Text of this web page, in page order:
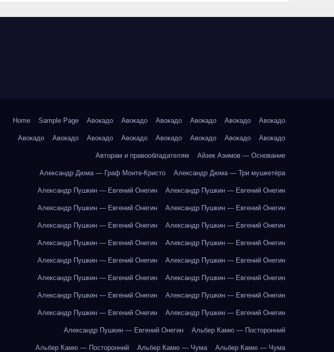
Home Sample Page Авокадо Авокадо Авокадо Авокадо Авокадо Авокадо
Авокадо Авокадо Авокадо Авокадо Авокадо Авокадо Авокадо Авокадо
Авторам и правообладателям Айзек Азимов — Основание
Александр Дюма — Граф Монте-Кристо Александр Дюма — Три мушкетёра
Александр Пушкин — Евгений Онегин Александр Пушкин — Евгений Онегин
Александр Пушкин — Евгений Онегин Александр Пушкин — Евгений Онегин
Александр Пушкин — Евгений Онегин Александр Пушкин — Евгений Онегин
Александр Пушкин — Евгений Онегин Александр Пушкин — Евгений Онегин
Александр Пушкин — Евгений Онегин Александр Пушкин — Евгений Онегин
Александр Пушкин — Евгений Онегин Александр Пушкин — Евгений Онегин
Александр Пушкин — Евгений Онегин Александр Пушкин — Евгений Онегин
Александр Пушкин — Евгений Онегин Александр Пушкин — Евгений Онегин
Александр Пушкин — Евгений Онегин Альбер Камю — Посторонний
Альбер Камю — Посторонний Альбер Камю — Чума Альбер Камю — Чума